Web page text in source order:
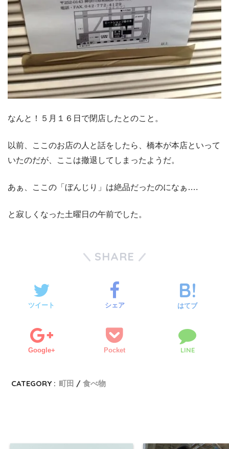
なんと！５月１６日で閉店したとのこと。
以前、ここのお店の人と話をしたら、橋本が本店といって
いたのだが、ここは撤退してしまったようだ。
あぁ、ここの「ぼんじり」は絶品だったのになぁ….
と寂しくなった土曜日の午前でした。
SHARE
ツイート シェア はてブ
Google+ Pocket LINE
CATEGORY : 町田 食べ物